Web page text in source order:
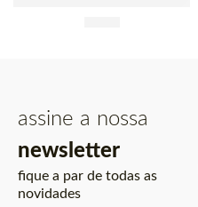
assine a nossa
newsletter
fique a par de todas as
novidades